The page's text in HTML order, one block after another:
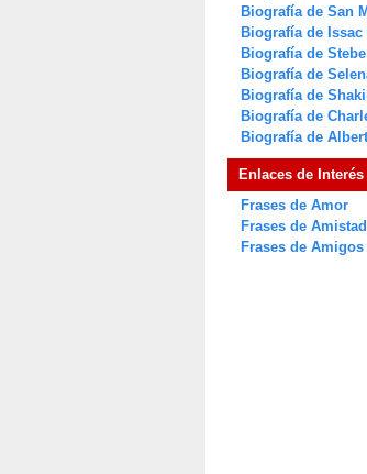
Biografía de San
Biografía de Issac
Biografía de
Biografía de
Biografía de
Biografía de
Biografía de
Enlaces de Interés
Frases de Amor
Frases de Amistad
Frases de Amigos